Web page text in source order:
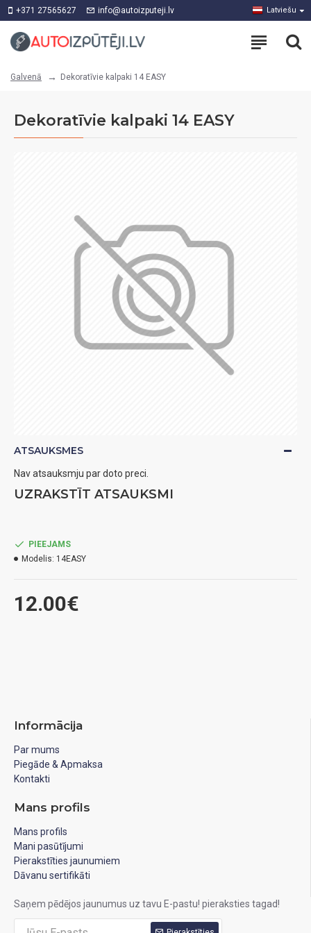
+371 27565627 info@autoizputeji.lv Latviešu
Galvenā Dekoratīvie kalpaki 14 EASY
Dekoratīvie kalpaki 14 EASY
ATSAUKSMES
Nav atsauksmju par doto preci.
UZRAKSTĪT ATSAUKSMI
12.00€
PIEEJAMS
Modelis: 14EASY
Informācija
Par mums
Piegāde & Apmaksa
Kontakti
Mans profils
Mans profils
Mani pasūtījumi
Pierakstīties jaunumiem
Dāvanu sertifikāti
Saņem pēdējos jaunumus uz tavu E-pastu! pieraksties tagad!